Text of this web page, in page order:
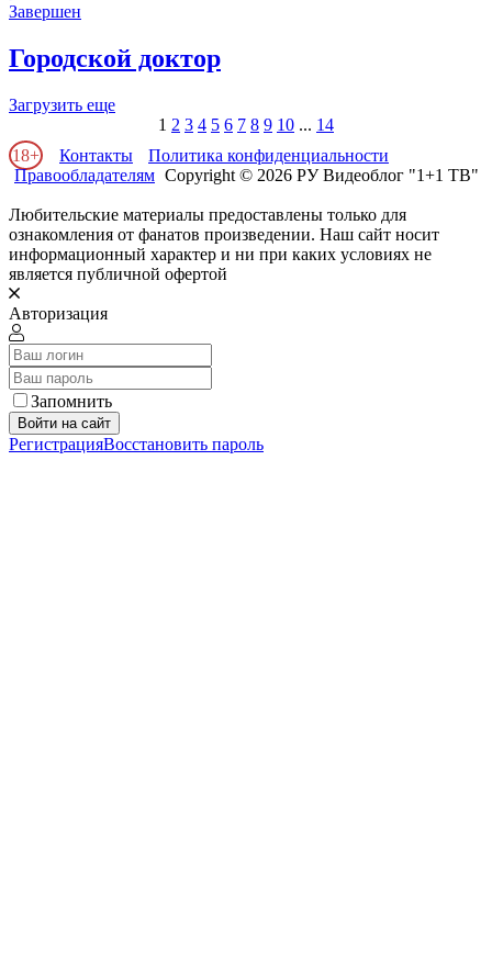
Завершен
Городской доктор
Загрузить еще
1 2 3 4 5 6 7 8 9 10 ... 14
18+
Контакты
Политика конфиденциальности
Правообладателям Copyright © 2026 РУ Видеоблог "1+1 ТВ"
Любительские материалы предоставлены только для
ознакомления от фанатов произведении. Наш сайт носит
информационный характер и ни при каких условиях не
является публичной офертой
Авторизация
Запомнить
Войти на сайт
РегистрацияВосстановить пароль